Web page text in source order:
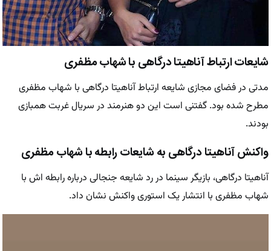
شایعات ارتباط آناهیتا درگاهی با شهاب مظفری
مدتی در فضای مجازی شایعه ارتباط آناهیتا درگاهی با شهاب مظفری
مطرح شده بود. گفتنی است این دو هنرمند در سریال غربت همبازی
بودند.
واکنش آناهیتا درگاهی به شایعات رابطه با شهاب مظفری
آناهیتا درگاهی، بازیگر سینما در رد شایعه جنجالی درباره رابطه‌ اش با
شهاب مظفری با انتشار یک استوری واکنش نشان داد.